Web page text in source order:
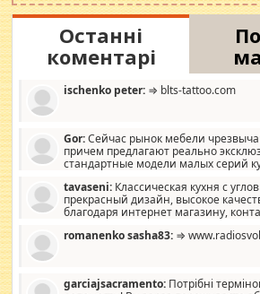
Останні
коментарі
ischenko peter: ⇒ blts-tattoo.com
Gor:Сейчас рынок мебели
причем предлагают реально
стандартные модели малых серий
стандартные формы, в MebelOk,
со вкусом все в порядке, без ненужных
мебель, а это не последний фактор.
tavaseni: Классическая кухня с
прекрасный дизайн, высокое
благодаря интернет магазину,
romanenko sasha83: ⇒
garciajsacramento: Потрібні